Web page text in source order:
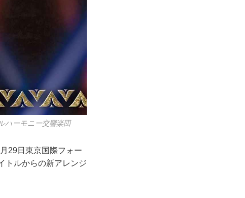
ハーモニー交響楽団
29日東京国際フォー
トルからの新アレンジ